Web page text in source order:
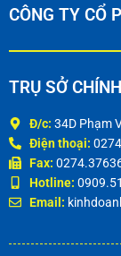
CÔNG TY CỔ
TRỤ SỞ CHÍNH
Đ/c: 34D Phạm
Điện thoại:
Fax:
Hotline:
Email: